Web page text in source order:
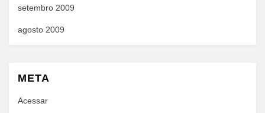
setembro 2009
agosto 2009
META
Acessar